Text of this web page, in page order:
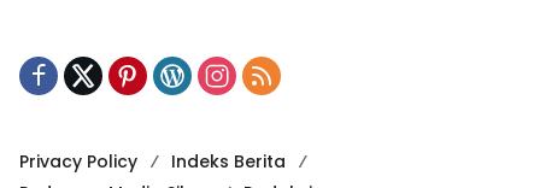
Privacy Policy
Indeks Berita